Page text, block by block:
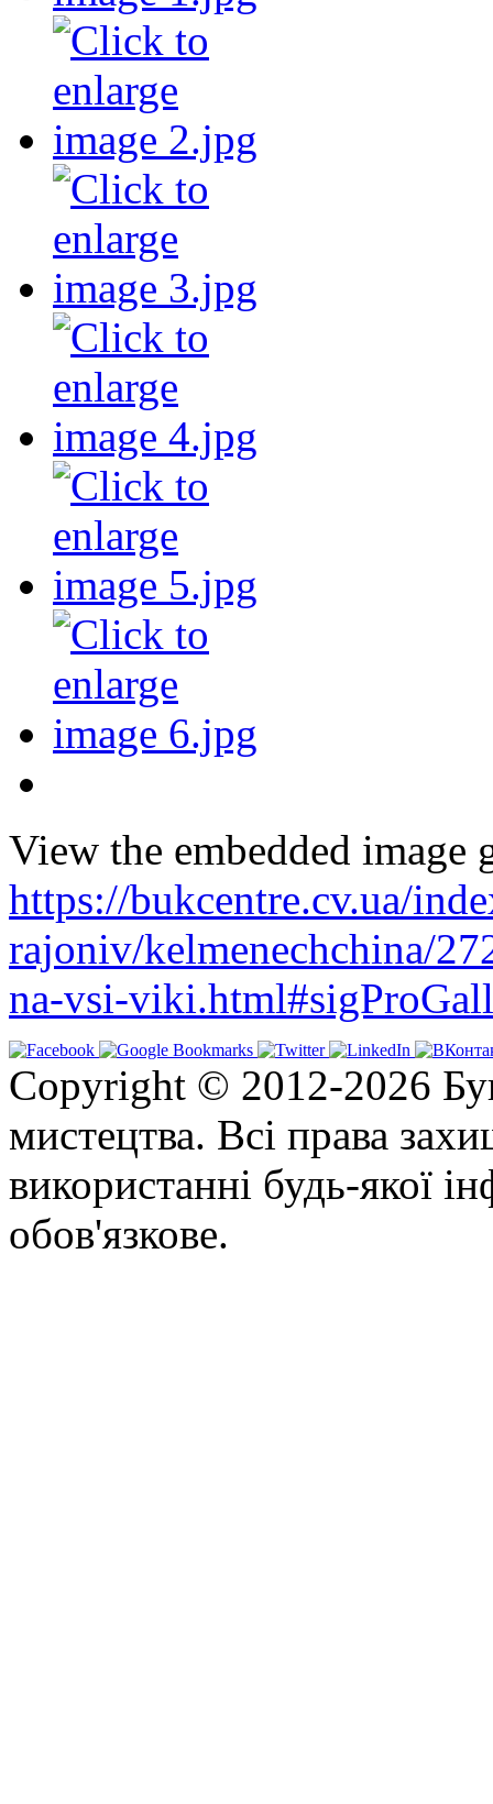
View the embedded image
https://bukcentre.cv.ua/
rajoniv/kelmenechchina/
na-vsi-
Copyright © 2012-2026
мистецтва. Всі права
використанні будь-якої
обов'язкове.